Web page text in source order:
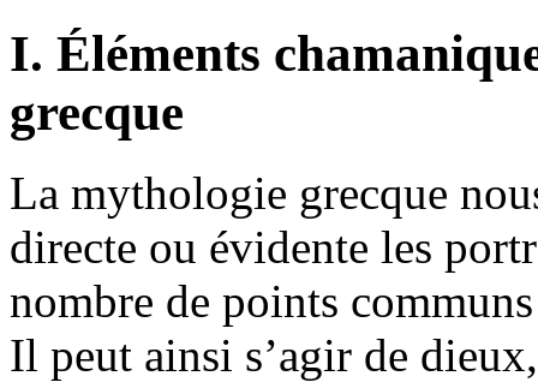
I. Éléments
grecque
La mythologie grecque
directe ou évidente les
nombre de points
Il peut ainsi s’agir de